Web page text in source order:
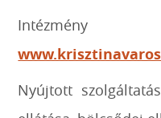
Nyújtott